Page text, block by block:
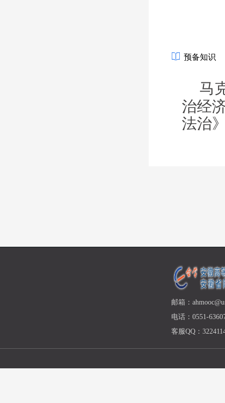
预备知识
马
治经
法治
邮箱：
电话：0551-
客服QQ：